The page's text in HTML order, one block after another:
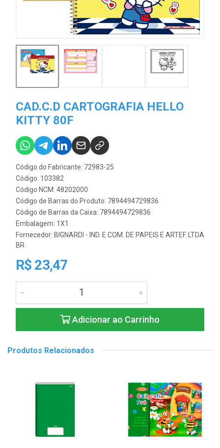
CAD.C.D CARTOGRAFIA HELLO
KITTY 80F
Código do Fabricante: 72983-25
Código: 103382
Código NCM: 48202000
Código de Barras do Produto: 7894494729836
Código de Barras da Caixa: 7894494729836
Embalagem: 1X1
Fornecedor: BIGNARDI - IND. E COM. DE PAPEIS E ARTEF. LTDA
BR
R$ 23,47
Adicionar ao Carrinho
Produtos Relacionados